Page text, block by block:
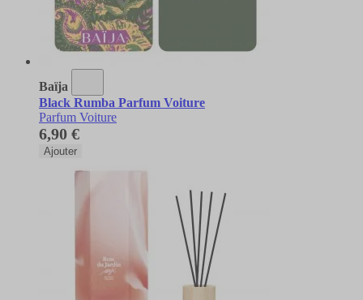
Baïja
Black Rumba Parfum Voiture
Parfum Voiture
6,90 €
Ajouter